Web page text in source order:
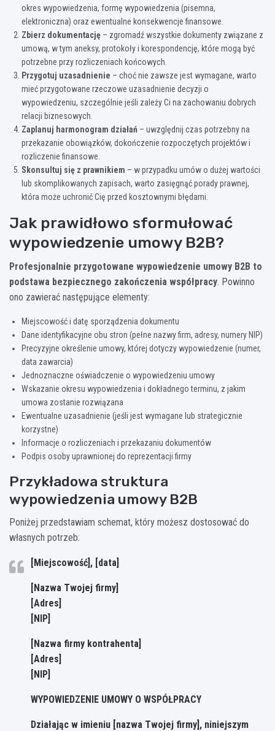
okres wypowiedzenia, formę wypowiedzenia (pisemna,
elektroniczna) oraz ewentualne konsekwencje finansowe.
Zbierz dokumentację – zgromadź wszystkie dokumenty związane z
umową, w tym aneksy, protokoły i korespondencję, które mogą być
potrzebne przy rozliczeniach końcowych.
Przygotuj uzasadnienie – choć nie zawsze jest wymagane, warto
mieć przygotowane rzeczowe uzasadnienie decyzji o
wypowiedzeniu, szczególnie jeśli zależy Ci na zachowaniu dobrych
relacji biznesowych.
Zaplanuj harmonogram działań – uwzględnij czas potrzebny na
przekazanie obowiązków, dokończenie rozpoczętych projektów i
rozliczenie finansowe.
Skonsultuj się z prawnikiem – w przypadku umów o dużej wartości
lub skomplikowanych zapisach, warto zasięgnąć porady prawnej,
która może uchronić Cię przed kosztownymi błędami.
Jak prawidłowo sformułować
wypowiedzenie umowy B2B?
Profesjonalnie przygotowane wypowiedzenie umowy B2B to
podstawa bezpiecznego zakończenia współpracy. Powinno
ono zawierać następujące elementy:
Miejscowość i datę sporządzenia dokumentu
Dane identyfikacyjne obu stron (pełne nazwy firm, adresy, numery NIP)
Precyzyjne określenie umowy, której dotyczy wypowiedzenie (numer,
data zawarcia)
Jednoznaczne oświadczenie o wypowiedzeniu umowy
Wskazanie okresu wypowiedzenia i dokładnego terminu, z jakim
umowa zostanie rozwiązana
Ewentualne uzasadnienie (jeśli jest wymagane lub strategicznie
korzystne)
Informacje o rozliczeniach i przekazaniu dokumentów
Podpis osoby uprawnionej do reprezentacji firmy
Przykładowa struktura
wypowiedzenia umowy B2B
Poniżej przedstawiam schemat, który możesz dostosować do
własnych potrzeb:
[Miejscowość], [data]
[Nazwa Twojej firmy]
[Adres]
[NIP]
[Nazwa firmy kontrahenta]
[Adres]
[NIP]
WYPOWIEDZENIE UMOWY O WSPÓŁPRACY
Działając w imieniu [nazwa Twojej firmy], niniejszym